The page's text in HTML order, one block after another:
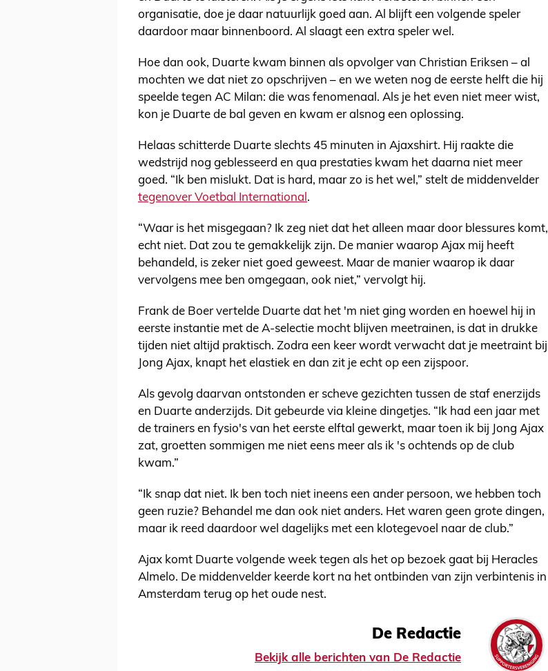
organisatie, doe je daar natuurlijk goed aan. Al blijft een volgende speler
daardoor maar binnenboord. Al slaagt een extra speler wel.
Hoe dan ook, Duarte kwam binnen als opvolger van Christian Eriksen – al
mochten we dat niet zo opschrijven – en we weten nog de eerste helft die hij
speelde tegen AC Milan: die was fenomenaal. Als je het even niet meer wist,
kon je Duarte de bal geven en kwam er alsnog een oplossing.
Helaas schitterde Duarte slechts 45 minuten in Ajaxshirt. Hij raakte die
wedstrijd nog geblesseerd en qua prestaties kwam het daarna niet meer
goed. “Ik ben mislukt. Dat is hard, maar zo is het wel,” stelt de middenvelder
tegenover Voetbal International.
“Waar is het misgegaan? Ik zeg niet dat het alleen maar door blessures komt,
echt niet. Dat zou te gemakkelijk zijn. De manier waarop Ajax mij heeft
behandeld, is zeker niet goed geweest. Maar de manier waarop ik daar
vervolgens mee ben omgegaan, ook niet,” vervolgt hij.
Frank de Boer vertelde Duarte dat het 'm niet ging worden en hoewel hij in
eerste instantie met de A-selectie mocht blijven meetrainen, is dat in drukke
tijden niet altijd praktisch. Zodra een keer wordt verwacht dat je meetraint bij
Jong Ajax, knapt het elastiek en dan zit je echt op een zijspoor.
Als gevolg daarvan ontstonden er scheve gezichten tussen de staf enerzijds
en Duarte anderzijds. Dit gebeurde via kleine dingetjes. “Ik had een jaar met
de trainers en fysio's van het eerste elftal gewerkt, maar toen ik bij Jong Ajax
zat, groetten sommigen me niet eens meer als ik 's ochtends op de club
kwam.”
“Ik snap dat niet. Ik ben toch niet ineens een ander persoon, we hebben toch
geen ruzie? Behandel me dan ook niet anders. Het waren geen grote dingen,
maar ik reed daardoor wel dagelijks met een klotegevoel naar de club.”
Ajax komt Duarte volgende week tegen als het op bezoek gaat bij Heracles
Almelo. De middenvelder keerde kort na het ontbinden van zijn verbintenis in
Amsterdam terug op het oude nest.
De Redactie
Bekijk alle berichten van De Redactie